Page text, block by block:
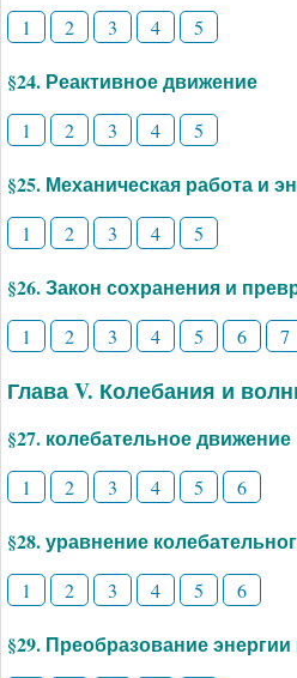
1 2 3 4 5
§24. Реактивное движение
1 2 3 4 5
§25. Механическая работа и
1 2 3 4 5
§26. Закон сохранения и
1 2 3 4 5 6 7
Глава V. Колебания и
§27. колебательное движение
1 2 3 4 5 6
§28. уравнение
1 2 3 4 5 6
§29. Преобразование